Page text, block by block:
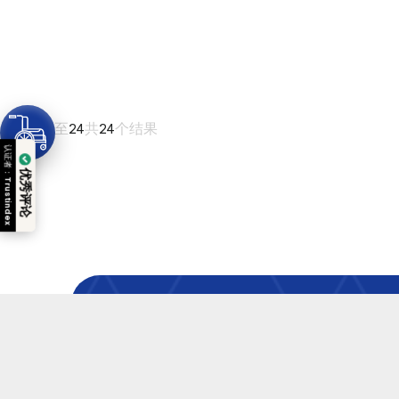
从 1至24共24个结果
优秀评论
认证者：
Trustindex